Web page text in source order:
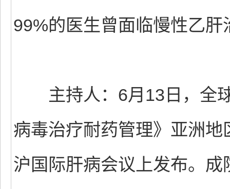
99%的医生曾面临慢性乙肝
主持人：6月13日，全球
病毒治疗耐药管理》亚洲
沪国际肝病会议上发布。